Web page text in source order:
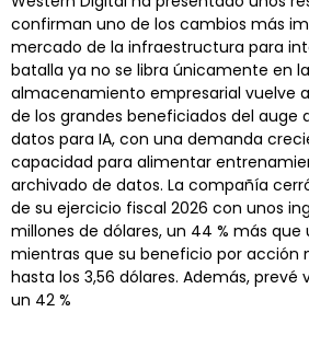
confirman uno de los cambios más
mercado de la infraestructura para
batalla ya no se libra únicamente en
almacenamiento empresarial vuelve
de los grandes beneficiados del auge
datos para IA, con una demanda
capacidad para alimentar
archivado de datos. La compañía
de su ejercicio fiscal 2026 con unos
millones de dólares, un 44 % más que
mientras que su beneficio por acción
hasta los 3,56 dólares. Además,
un 42 %